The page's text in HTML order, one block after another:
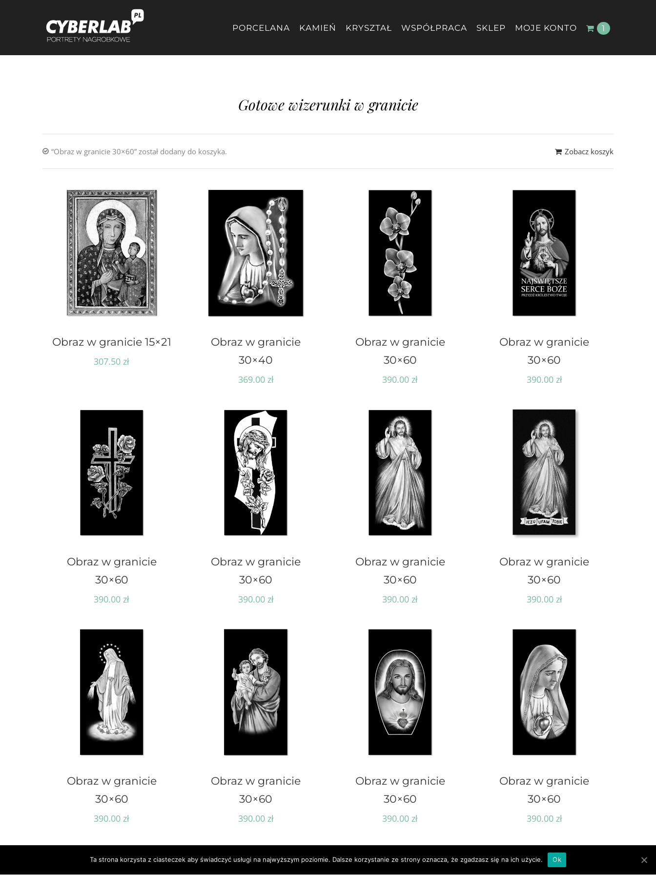
PORCELANA KAMIEŃ KRYSZTAŁ WSPÓŁPRACA SKLEP MOJE KONTO 1
Gotowe wizerunki w granicie
Zobacz koszyk
“Obraz w granicie 30×60” został dodany do koszyka.
Obraz w granicie 15×21
307.50zł
Obraz w granicie
30×40
369.00 zł
Obraz w granicie
30×60
390.00zł
Obraz w granicie
30×60
390.00 zł
Obraz w granicie
30×60
390.00 zł
Obraz w granicie
30×60
390.00 zł
Obraz w granicie
30×60
390.00 zł
Obraz w granicie
30×60
390.00 zł
Obraz w granicie
30×60
390.00zł
Obraz w granicie
30×60
390.00 zł
Obraz w granicie
30×60
390.00zł
Obraz w granicie
30×60
390.00 zł
Ta strona korzysta z ciasteczek aby świadczyć usługi na najwyższym poziomie. Dalsze korzystanie ze strony oznacza, że zgadzasz się na ich użycie. Ok